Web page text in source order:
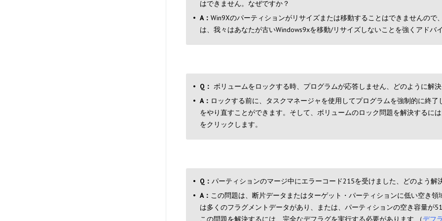
はできません。なぜですか？
A： Win9Xのパーティションがリサイズまたは移動することはできませんの
は、我々はあなたが古いWindows9xを移動/リサイズしないことを強くアド
Q： ボリュームをロックする時、プログラムが応答しません、どのように解
A： ロックする前に、タスクマネージャを使用してプログラムを強制的に終
をやり直すことができます。そして、ボリュームのロック問題を解決するに
をクリックします。
Q： パーティションのマージ中にエラーコード215を受けました、どのよう解
A： この問題は、断片データまたはターゲット・パーティションに低い空き
は多くのフラグメントデータがあり、または、パーティションの空き容量が
この問題を解決するには、完全なデフラグを実行する必要があります （デフ